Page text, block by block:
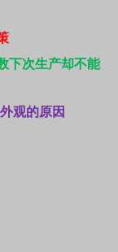
下次生产却不能
观的原因